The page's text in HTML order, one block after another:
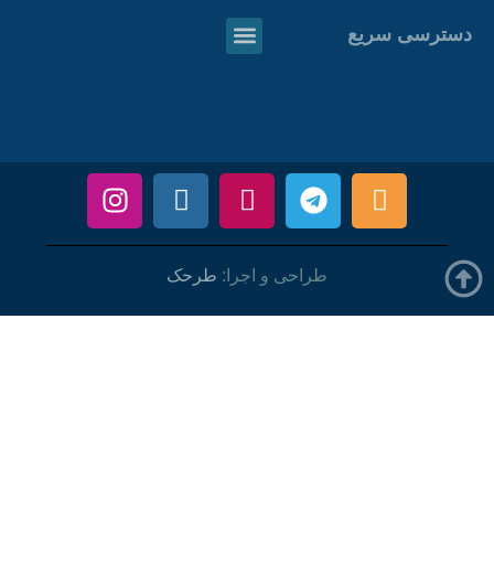
دسترسی سریع
طراحی و اجرا: طرحک